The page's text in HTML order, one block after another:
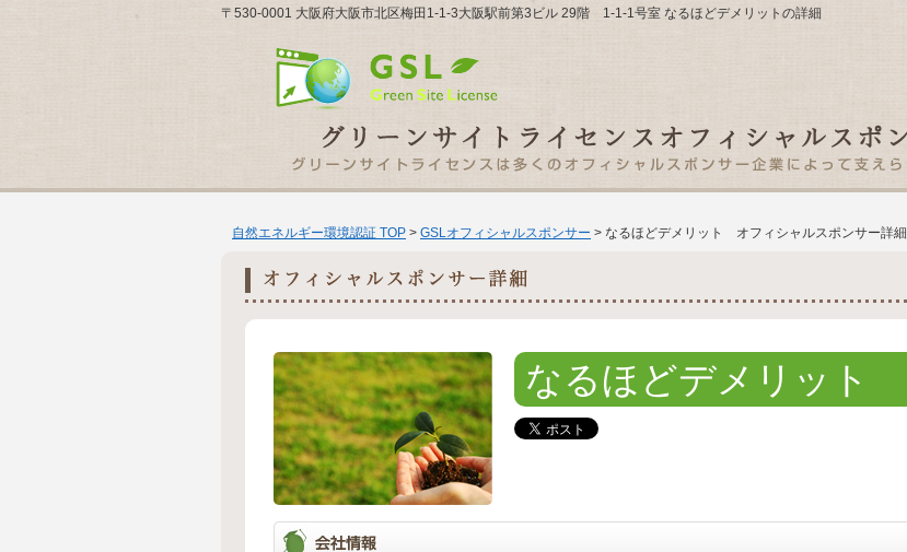
〒530-0001 大阪府大阪市北区梅田1-1-3大阪駅前第3ビル 29階 1-1-1号室 なるほどデメリットの詳細
自然エネルギー環境認証 TOP > GSLオフィシャルスポンサー > なるほどデメリット オフィシャルスポンサー詳細
なるほどデメリット